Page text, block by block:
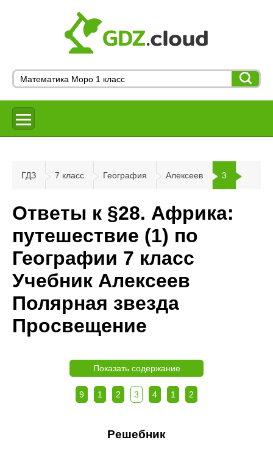
ГДЗ 7 класс География Алексеев 3
Ответы к §28. Африка:
путешествие (1) по
Географии 7 класс
Учебник Алексеев
Полярная звезда
Просвещение
Показать содержание
9 1 2 3 4 1 2
Решебник